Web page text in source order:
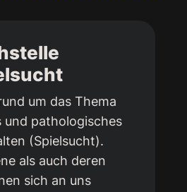
um das Thema
und pathologisches
(Spielsucht).
als auch deren
sich an uns